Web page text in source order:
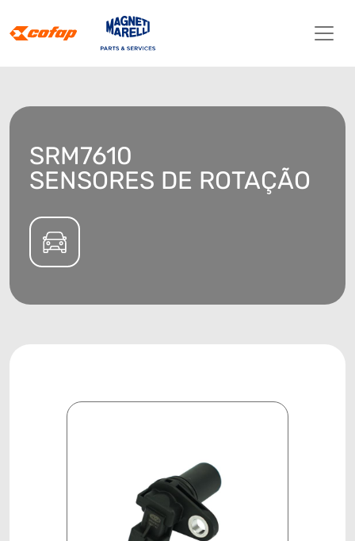
SRM7610
SENSORES DE ROTAÇÃO